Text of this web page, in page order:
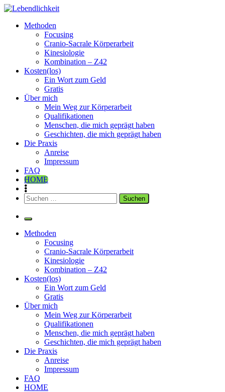
Zum
springen
Lebendlichkeit
Dipl.-Ing. Inge Simetzberger
Methoden
Focusing
Cranio-Sacrale Körperarbeit
Kinesiologie
Kombination – Z42
Kosten(los)
Ein Wort zum Geld
Gratis
Über mich
Mein Weg zur Körperarbeit
Qualifikationen
Menschen, die mich geprägt haben
Geschichten, die mich geprägt haben
Die Praxis
Anreise
Impressum
FAQ
HOME
Suchen
nach:
Methoden
Focusing
Cranio-Sacrale Körperarbeit
Kinesiologie
Kombination – Z42
Kosten(los)
Ein Wort zum Geld
Gratis
Über mich
Mein Weg zur Körperarbeit
Qualifikationen
Menschen, die mich geprägt haben
Geschichten, die mich geprägt haben
Die Praxis
Anreise
Impressum
FAQ
HOME